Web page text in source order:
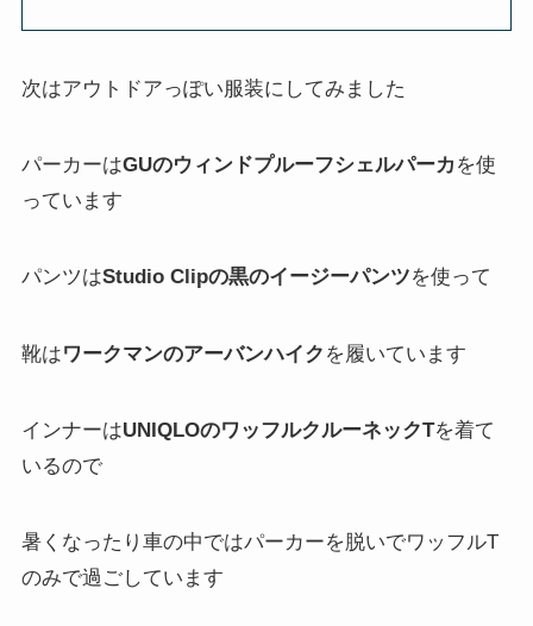
次はアウトドアっぽい服装にしてみました
パーカーはGUのウィンドプルーフシェルパーカ を使
っています
パンツはStudio Clipの黒のイージーパンツを使って
靴はワークマンのアーバンハイク を履いています
インナーはUNIQLOのワッフルクルーネックTを着て
いるので
暑くなったり車の中ではパーカーを脱いでワッフルT
のみで過ごしています